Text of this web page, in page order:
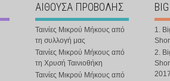
ΑΙΘΟΥΣΑ ΠΡΟΒΟΛΗΣ
Ταινίες Μικρού Μήκους από
τη συλλογή μας
Ταινίες Μικρού Μήκους από
τη Χρυσή Ταινιοθήκη
Ταινίες Μικρού Μήκους από
1.
2.